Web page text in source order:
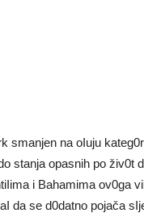
smanjen na oIuju
stanja opasnih po živ0t
i Bahamima ov0ga
da se d0datno pojača